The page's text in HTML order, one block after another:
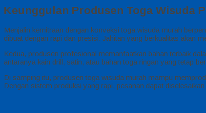
Keunggulan Produsen Toga Wisuda
Menjalin kemitraan dengan konveksi toga wisuda murah
dibuat dengan rapi dan presisi. Jahitan yang berkualitas akan
Kedua, produsen profesional memanfaatkan bahan terbaik
antaranya kain drill, satin, atau bahan toga ringan yang tetap
Di samping itu, produsen toga wisuda murah mampu
Dengan sistem produksi yang rapi, pesanan dapat diselesaikan